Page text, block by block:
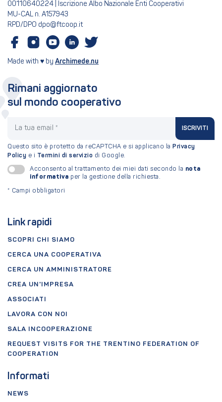
00110640224 | Iscrizione Albo Nazionale Enti Cooperativi
MU-CAL n. A157943
RPD/DPO dpo@ftcoop.it
Made with ♥ by Archimede.nu
Link rapidi
SCOPRI CHI SIAMO
CERCA UNA COOPERATIVA
CERCA UN AMMINISTRATORE
CREA UN'IMPRESA
ASSOCIATI
LAVORA CON NOI
SALA INCOOPERAZIONE
REQUEST VISITS FOR THE TRENTINO FEDERATION OF
COOPERATION
Informati
NEWS
Rimani aggiornato
sul mondo cooperativo
ISCRIVITI
Questo sito è protetto da reCAPTCHA e si applicano la Privacy
Policy e i Termini di servizio di Google.
Acconsento al trattamento dei miei dati secondo la nota
informativa per la gestione della richiesta.
* Campi obbligatori